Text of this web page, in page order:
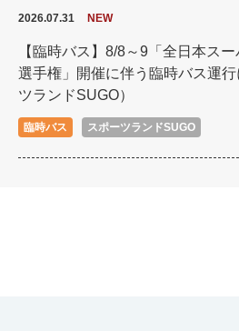
2026.07.31 NEW
【臨時バス】8/8～9「全日本ス
選手権」開催に伴う臨時バス運
ツランドSUGO）
臨時バス スポーツランドSUGO